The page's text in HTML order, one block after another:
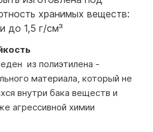
хранимых веществ:
до 1,5 г/см³
из полиэтилена -
материала, который не
внутри бака веществ и
агрессивной химии